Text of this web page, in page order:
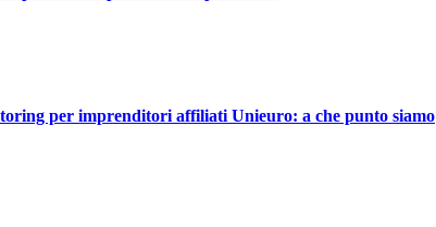
per imprenditori affiliati Unieuro: a che punto siamo